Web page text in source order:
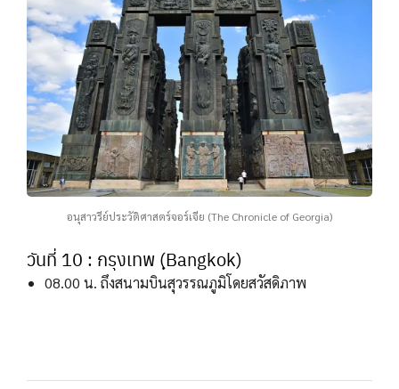
อนุสาวรีย์ประวัติศาสตร์จอร์เจีย (The Chronicle of Georgia)
วันที่ 10 : กรุงเทพ (ฺBangkok)
08.00 น. ถึงสนามบินสุวรรณภูมิโดยสวัสดิภาพ